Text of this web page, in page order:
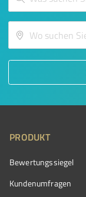
PRODUKT
Bewertungssiegel
Kundenumfragen